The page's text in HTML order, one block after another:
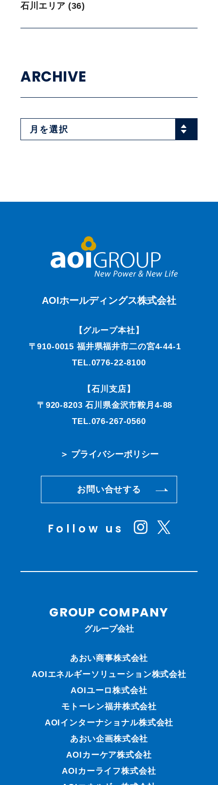
石川エリア (36)
ARCHIVE
AOIホールディングス株式会社
【グループ本社】
〒910-0015 福井県福井市二の宮4-44-1
TEL.0776-22-8100
【石川支店】
〒920-8203 石川県金沢市鞍月4-88
TEL.076-267-0560
＞ プライバシーポリシー
お問い合せする
Follow us
GROUP COMPANY
グループ会社
あおい商事株式会社
AOIエネルギーソリューション株式会社
AOIユーロ株式会社
モトーレン福井株式会社
AOIインターナショナル株式会社
あおい企画株式会社
AOIカーケア株式会社
AOIカーライフ株式会社